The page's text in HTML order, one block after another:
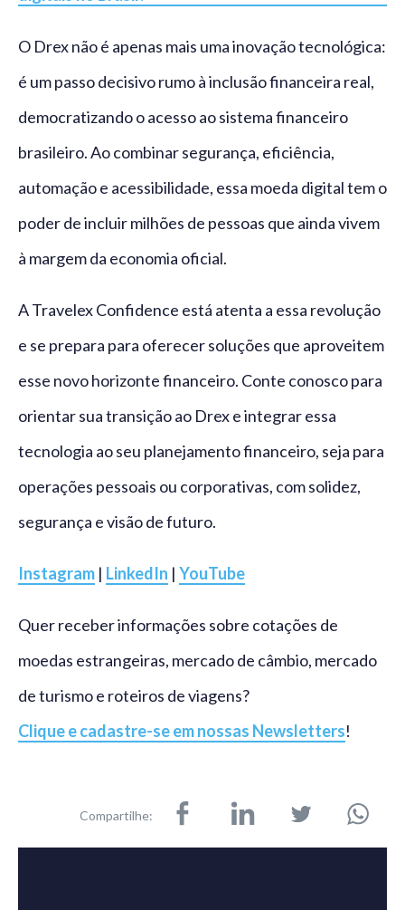
O Drex não é apenas mais uma inovação tecnológica:
é um passo decisivo rumo à inclusão financeira real,
democratizando o acesso ao sistema financeiro
brasileiro. Ao combinar segurança, eficiência,
automação e acessibilidade, essa moeda digital tem o
poder de incluir milhões de pessoas que ainda vivem
à margem da economia oficial.
A Travelex Confidence está atenta a essa revolução
e se prepara para oferecer soluções que aproveitem
esse novo horizonte financeiro. Conte conosco para
orientar sua transição ao Drex e integrar essa
tecnologia ao seu planejamento financeiro, seja para
operações pessoais ou corporativas, com solidez,
segurança e visão de futuro.
Instagram | LinkedIn | YouTube
Quer receber informações sobre cotações de
moedas estrangeiras, mercado de câmbio, mercado
de turismo e roteiros de viagens?
Clique e cadastre-se em nossas Newsletters!
Compartilhe: